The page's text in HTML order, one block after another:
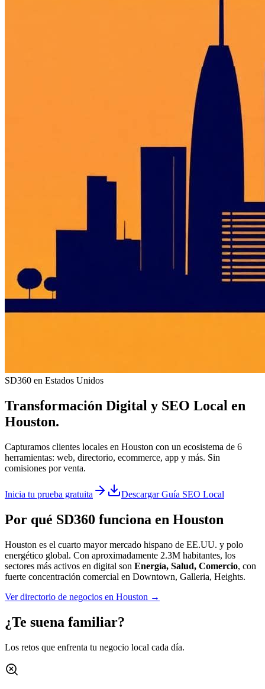
SD360 en Estados Unidos
Transformación Digital y SEO Local en
Houston.
Capturamos clientes locales en Houston con un ecosistema de 6
herramientas: web, directorio, ecommerce, app y más. Sin
comisiones por venta.
Inicia tu prueba gratuita Descargar Guía SEO Local
Por qué SD360 funciona en Houston
Houston es el cuarto mayor mercado hispano de EE.UU. y polo
energético global. Con aproximadamente 2.3M habitantes, los
sectores más activos en digital son Energía, Salud, Comercio, con
fuerte concentración comercial en Downtown, Galleria, Heights.
Ver directorio de negocios en Houston →
¿Te suena familiar?
Los retos que enfrenta tu negocio local cada día.